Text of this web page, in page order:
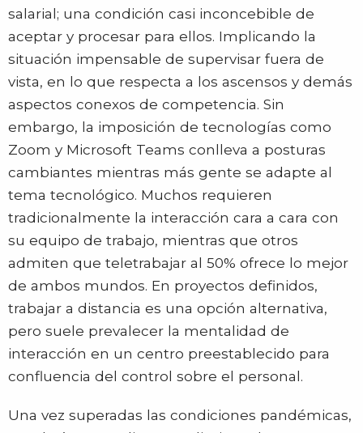
salarial; una condición casi inconcebible de
aceptar y procesar para ellos. Implicando la
situación impensable de supervisar fuera de
vista, en lo que respecta a los ascensos y demás
aspectos conexos de competencia. Sin
embargo, la imposición de tecnologías como
Zoom y Microsoft Teams conlleva a posturas
cambiantes mientras más gente se adapte al
tema tecnológico. Muchos requieren
tradicionalmente la interacción cara a cara con
su equipo de trabajo, mientras que otros
admiten que teletrabajar al 50% ofrece lo mejor
de ambos mundos. En proyectos definidos,
trabajar a distancia es una opción alternativa,
pero suele prevalecer la mentalidad de
interacción en un centro preestablecido para
confluencia del control sobre el personal.
Una vez superadas las condiciones pandémicas,